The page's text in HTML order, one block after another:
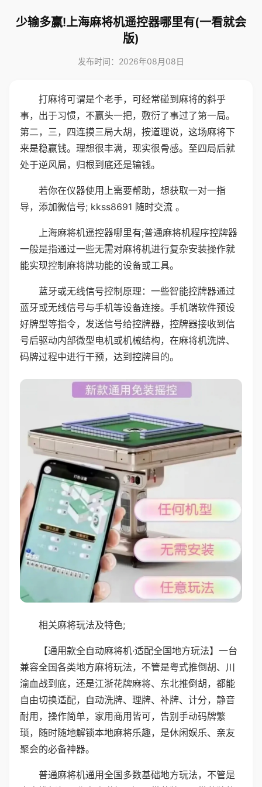
少输多赢!上海麻将机遥控器哪里有(一看就会
版)
发布时间：2026年08月08日
打麻将可谓是个老手，可经常碰到麻将的斜乎
事，出于习惯，不赢头一把，敷衍了事过了第一局。
第二，三，四连摸三局大胡，按道理说，这场麻将下
来是稳赢钱。理想很丰满，现实很骨感。至四局后就
处于逆风局，归根到底还是输钱。
若你在仪器使用上需要帮助，想获取一对一指
导，添加微信号; kkss8691 随时交流 。
上海麻将机遥控器哪里有;普通麻将机程序控牌器
一般是指通过一些无需对麻将机进行复杂安装操作就
能实现控制麻将牌功能的设备或工具。
蓝牙或无线信号控制原理：一些智能控牌器通过
蓝牙或无线信号与手机等设备连接。手机端软件预设
好牌型等指令，发送信号给控牌器，控牌器接收到信
号后驱动内部微型电机或机械结构，在麻将机洗牌、
码牌过程中进行干预，达到控牌目的。
相关麻将玩法及特色;
【通用款全自动麻将机·适配全国地方玩法】一台
兼容全国各类地方麻将玩法，不管是粤式推倒胡、川
渝血战到底，还是江浙花牌麻将、东北推倒胡，都能
自由切换适配，自动洗牌、理牌、补牌、计分，静音
耐用，操作简单，家用商用皆可，告别手动码牌繁
琐，随时随地解锁本地麻将乐趣，是休闲娱乐、亲友
聚会的必备神器。
普通麻将机通用全国多数基础地方玩法，不管是